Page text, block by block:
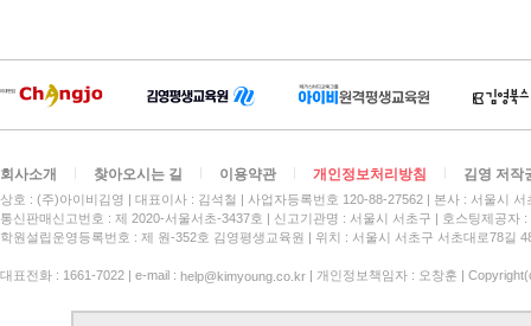
회사소개 찾아오시는 길 이용약관 개인정보처리방침 김영 저작
상호 : (주)아이비김영 대표이사 : 김석철 사업자등록번호 120-88-27562
본사 : 서울시
통신판매신고번호 : 제 2020-서울서초-3437호
신고기관명 : 서울시 서초구
호스팅제공자
학원설립운영등록번호 : 제 원-352호 김영평생교육원 | 위치 : 서울시 서초구 서초대로78길
대표전화 : 1661-7022 | e-mail : help@kimyoung.co.kr | 개인정보책임자 : 오창훈 |